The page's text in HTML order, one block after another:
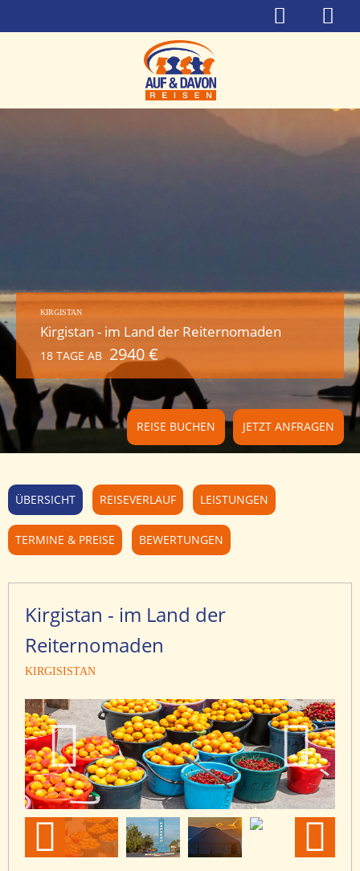
KIRGISTAN
Kirgistan - im Land der Reiternomaden
18 TAGE AB 2940 €
JETZT ANFRAGEN
REISE BUCHEN
ÜBERSICHT REISEVERLAUF LEISTUNGEN
TERMINE & PREISE BEWERTUNGEN
Kirgistan - im Land der
Reiternomaden
KIRGISISTAN